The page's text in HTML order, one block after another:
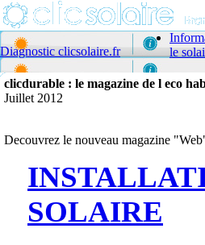
Diagnostic clicsolaire.fr
le
clicdurable : le magazine de l eco
Juillet 2012
Decouvrez le nouveau magazine
SOLAIRE